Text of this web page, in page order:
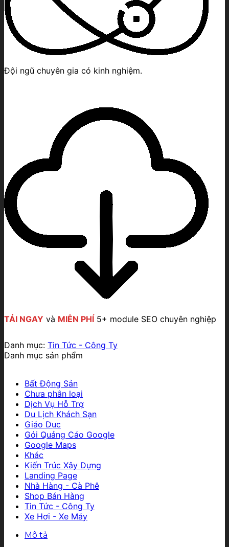
Đội ngũ chuyên gia có kinh nghiệm.
TẢI NGAY và MIỄN PHÍ 5+ module SEO chuyên nghiệp
Danh mục: Tin Tức - Công Ty
Danh mục sản phẩm
Bất Động Sản
Chưa phân loại
Dịch Vụ Hỗ Trợ
Du Lịch Khách Sạn
Giáo Dục
Gói Quảng Cáo Google
Google Maps
Khác
Kiến Trúc Xây Dựng
Landing Page
Nhà Hàng - Cà Phê
Shop Bán Hàng
Tin Tức - Công Ty
Xe Hơi - Xe Máy
Mô tả